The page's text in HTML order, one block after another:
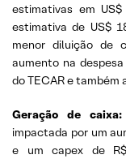
estimativas em
estimativa de US$
menor diluição de
aumento na
do TECAR e também
Geração de caixa:
impactada por um
e um capex de